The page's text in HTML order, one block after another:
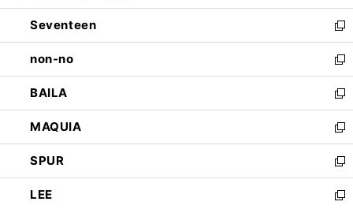
開
く
ウ
で
開
く
ン
ド
ウ
で
開
く
Seventeen
新
し
い
ウ
ィ
ン
ド
ウ
で
開
く
non-no
新
し
い
ウ
ィ
ン
ド
ウ
で
BAILA
新
し
い
ウ
ィ
ン
ド
MAQUIA
新
し
い
ウ
ィ
SPUR
新
し
い
LEE
新